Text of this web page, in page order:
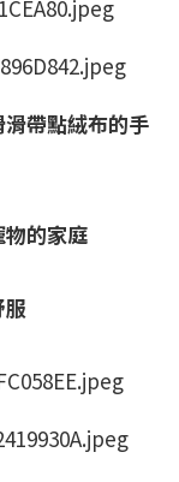
帶點絨布的手
的家庭